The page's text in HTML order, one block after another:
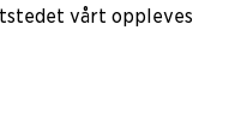
vårt oppleves